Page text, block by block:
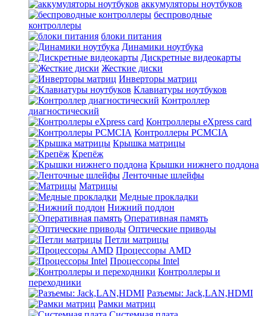
аккумуляторы ноутбуков
беспроводные
контроллеры
блоки питания
Динамики ноутбука
Дискретные видеокарты
Жесткие диски
Инверторы матриц
Клавиатуры ноутбуков
Контроллер
диагностический
Контроллеры eXpress card
Контроллеры PCMCIA
Крышка матрицы
Крепёж
Крышки нижнего поддона
Ленточные шлейфы
Матрицы
Медные прокладки
Нижний поддон
Оперативная память
Оптические приводы
Петли матрицы
Процессоры AMD
Процессоры Intel
Контроллеры и
переходники
Разъемы: Jack,LAN,HDMI
Рамки матриц